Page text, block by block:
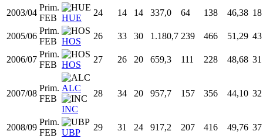
2003/04
Prim.
FEB HUE
24 14 14 337,0 64 138 46,38 18
2005/06
Prim.
FEB HOS
26 33 30 1.180,7 239 466 51,29 43
2006/07
Prim.
FEB HOS
27 26 20 659,3 111 228 48,68 31
2007/08
Prim.
FEB
ALC
INC
28 34 20 957,7 157 356 44,10 32
2008/09
Prim.
FEB UBP
29 31 24 917,2 207 416 49,76 37